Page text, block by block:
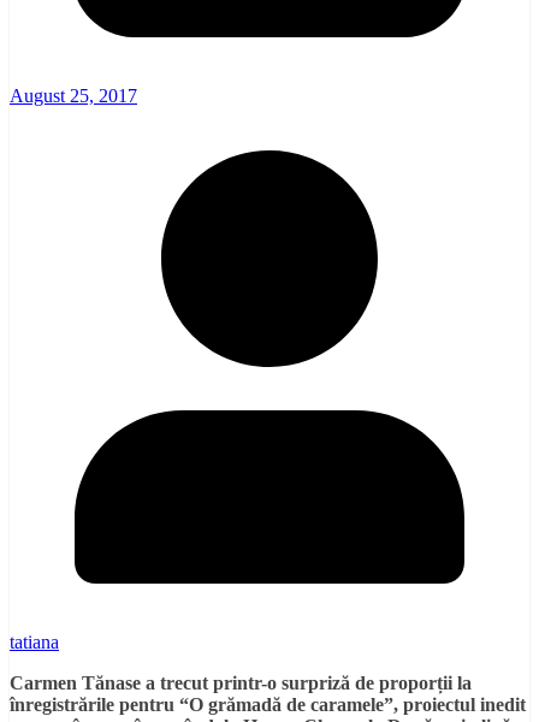
August 25, 2017
tatiana
Carmen Tănase a trecut printr-o surpriză de proporții la
înregistrările pentru “O grămadă de caramele”, proiectul inedit